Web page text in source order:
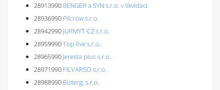
28913990 BENGER a SYN s.r.o. v likvidaci
28936990 Pilcrow s.r.o.
28942990 JURMYT-CZ s.r.o.
28959990Top-live s.r.o.
28965990 Jeresta plus s.r.o.
28971990 FILVARSO s.r.o.
28988990 Bisterg, s.r.o.